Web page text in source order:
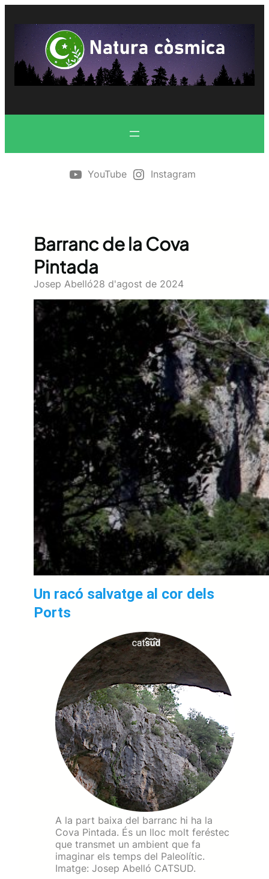
contingut
YouTube Instagram
Barranc de la Cova
Pintada
Josep Abelló28 d'agost de 2024
Un racó salvatge al cor dels
Ports
A la part baixa del barranc hi ha la
Cova Pintada. És un lloc molt feréstec
que transmet un ambient que fa
imaginar els temps del Paleolític.
Imatge: Josep Abelló CATSUD.